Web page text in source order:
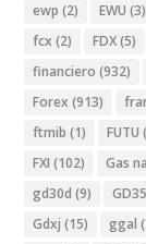
ewp (2) EWU (3)
fcx (2) FDX(5)
financiero (932)
Forex (913)
ftmib (1) FUTU
FXI (102) Gas
gd30d (9) GD35
Gdxj (15) ggal